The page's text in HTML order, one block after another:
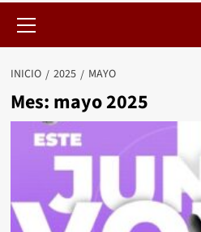
primario
INICIO 2025 MAYO
Mes: mayo 2025